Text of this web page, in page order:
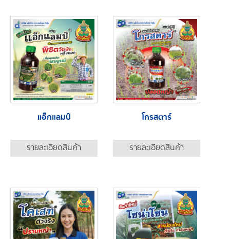
แอ็กแลมป์
รายละเอียดสินค้า
โกรสตาร์
รายละเอียดสินค้า